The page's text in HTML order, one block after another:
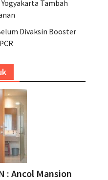
Yogyakarta Tambah
Divaksin Booster
: Ancol Mansion